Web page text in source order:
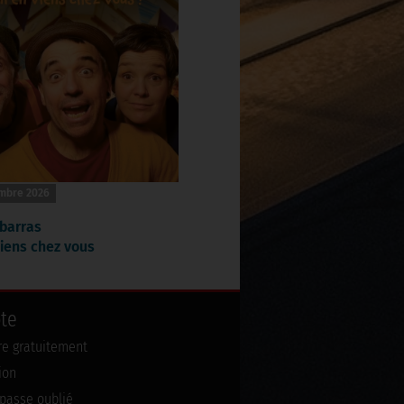
chez vous
gratuitement
oublié